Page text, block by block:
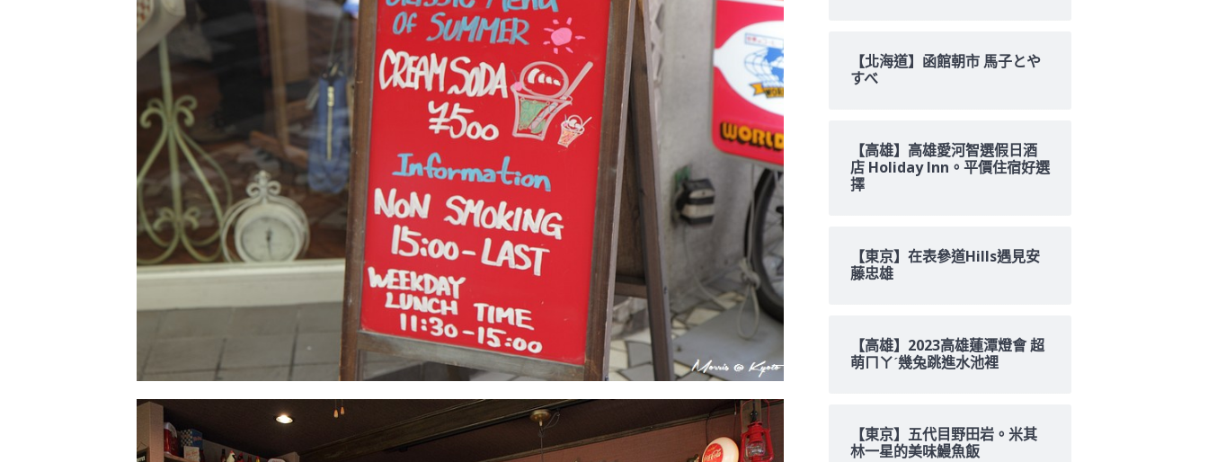
【北海道】函館朝市 馬子とや
すべ
【高雄】高雄愛河智選假日酒
店 Holiday Inn。平價住宿好選
擇
【東京】在表參道Hills遇見安
藤忠雄
【高雄】2023高雄蓮潭燈會 超
萌ㄇㄚˊ幾兔跳進水池裡
【東京】五代目野田岩。米其
林一星的美味鰻魚飯